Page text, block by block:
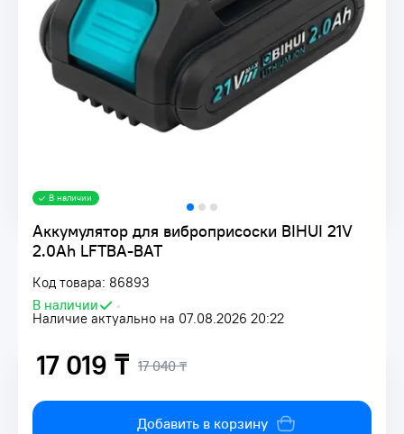
Аккумулятор для виброприсоски BIHUI 21V
2.0Ah LFTBA-BAT
Код товара: 86893
В наличии
•
Наличие актуально на 07.08.2026 20:22
В наличии
17 019 ₸ 17 040 ₸
Добавить в корзину